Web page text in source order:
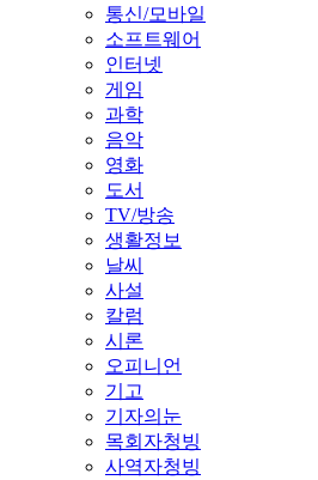
통신/모바일
소프트웨어
인터넷
게임
과학
음악
영화
도서
TV/방송
생활정보
날씨
사설
칼럼
시론
오피니언
기고
기자의눈
목회자청빙
사역자청빙